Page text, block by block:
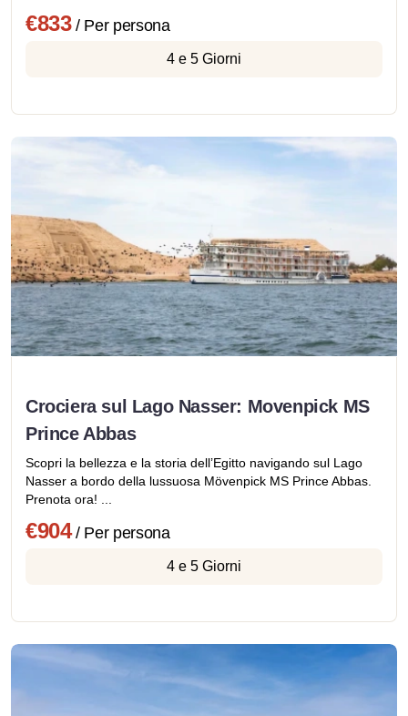
€833/ Per persona
4 e 5 Giorni
Crociera sul Lago Nasser: Movenpick MS
Prince Abbas
Scopri la bellezza e la storia dell’Egitto navigando sul Lago
Nasser a bordo della lussuosa Mövenpick MS Prince Abbas.
Prenota ora! ...
€904/ Per persona
4 e 5 Giorni